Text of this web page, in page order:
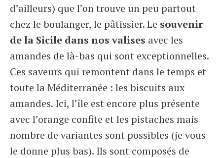
d’ailleurs) que l’on trouve un peu partout
chez le boulanger, le pâtissier. Le souvenir
de la Sicile dans nos valises avec les
amandes de là-bas qui sont exceptionnelles.
Ces saveurs qui remontent dans le temps et
toute la Méditerranée : les biscuits aux
amandes. Ici, l’île est encore plus présente
avec l’orange confite et les pistaches mais
nombre de variantes sont possibles (je vous
le donne plus bas). Ils sont composés de